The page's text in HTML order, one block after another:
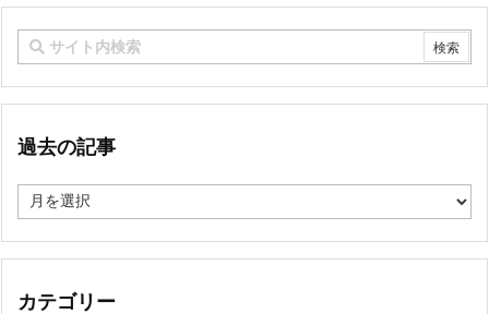
過去の記事
去
記
カテゴリー